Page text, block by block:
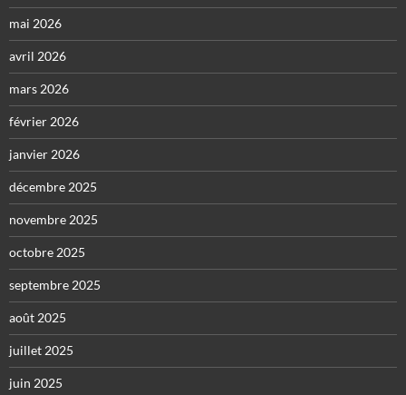
mai 2026
avril 2026
mars 2026
février 2026
janvier 2026
décembre 2025
novembre 2025
octobre 2025
septembre 2025
août 2025
juillet 2025
juin 2025